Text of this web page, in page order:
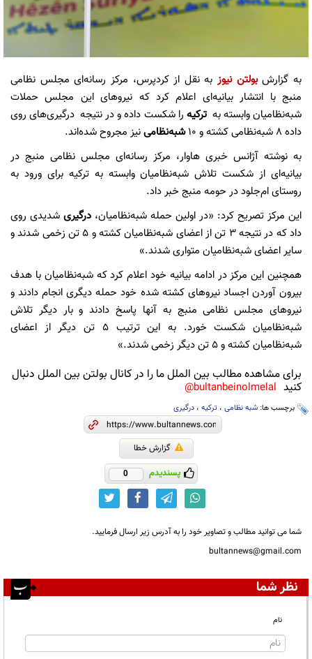
به گزارش بولتن نیوزبه نقل از کردپرس، مرکز رسانه‌ای مجلس نظامی
منبج با انتشار بیانیه‌ای اعلام کرد که نیروهای این مجلس حملات
شبه‌نظامیان وابسته بهترکیه را شکست داده و در نتیجه درگیری‌های روی
داده ۸ شبه‌نظامی کشته و ۱۰
شبه‌نظامینیز مجروح شده‌اند.
به نوشته آژانس خبری هاوار، مرکز رسانه‌ای مجلس نظامی منبج در
بیانیه‌ای از شکست تلاش شبه‌نظامیان وابسته به ترکیه برای ورود به
روستای ام‌جلود در حومه منبج خبر داد.
این مرکز تصریح کرد: «در اولین حمله شبه‌نظامیان، درگیری شدیدی روی
داد که در نتیجه ۳ تن از اعضای شبه‌نظامیان کشته و ۵ تن زخمی شدند و
سایر اعضای شبه‌نظامیان متواری شدند.»
همچنین این مرکز در ادامه بیانیه خود اعلام کرد که شبه‌نظامیان با هدف
بیرون آوردن اجساد نیروهای کشته شده خود حمله دیگری انجام دادند و
نیروهای مجلس نظامی منبج به آنها پاسخ دادند و بار دیگر تلاش
شبه‌نظامیان شکست خورد. به این ترتیب ۵ تن دیگر از اعضای
شبه‌نظامیان کشته و ۵ تن دیگر زخمی شدند.»
برای مشاهده مطالب بین الملل ما را در کانال بولتن بین الملل دنبال
کنید bultanbeinolmelal@
برچسب ها: شبه نظامی ، ترکیه ، درگیری
گزارش خطا
پسندیدم 0
شما می توانید مطالب و تصاویر خود را به آدرس زیر ارسال فرمایید.
bultannews@gmail.com
نظر شما
نام